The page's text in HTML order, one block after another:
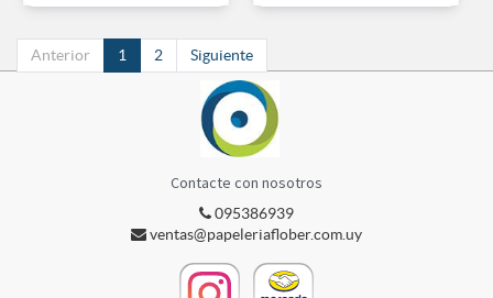
Anterior 1 2 Siguiente
Contacte con nosotros
095386939
ventas@papeleriaflober.com.uy